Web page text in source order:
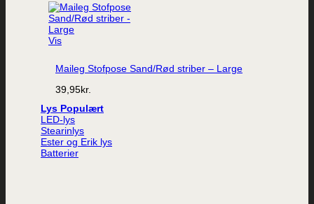
Vis
Maileg Stofpose Sand/Rød striber – Large
39,95kr.
Lys
LED-lys
Stearinlys
Ester og Erik lys
Batterier